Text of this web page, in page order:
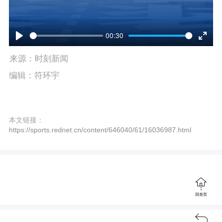
P
l
00:30
E
l
l
来源：时刻新闻
编辑：符环宇
本文链接：
https://sports.rednet.cn/content/646040/61/16036987.html

回首页